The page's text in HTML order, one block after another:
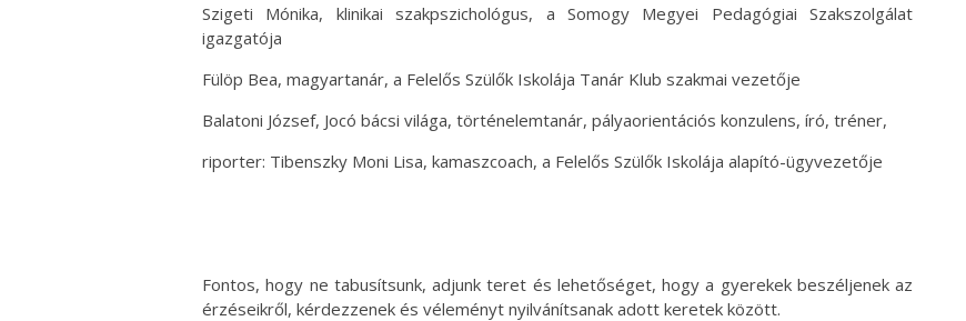
Szigeti Mónika, klinikai szakpszichológus, a Somogy Megyei Pedagógiai Szakszolgálat
igazgatója
Fülöp Bea, magyartanár, a Felelős Szülők Iskolája Tanár Klub szakmai vezetője
Balatoni József, Jocó bácsi világa, történelemtanár, pályaorientációs konzulens, író, tréner,
riporter: Tibenszky Moni Lisa, kamaszcoach, a Felelős Szülők Iskolája alapító-ügyvezetője
Fontos, hogy ne tabusítsunk, adjunk teret és lehetőséget, hogy a gyerekek beszéljenek az
érzéseikről, kérdezzenek és véleményt nyilvánítsanak adott keretek között.